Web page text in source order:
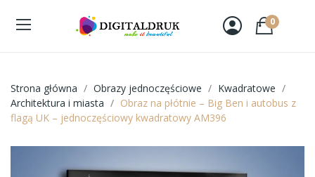
0
Strona główna Obrazy jednoczęściowe
Kwadratowe
Architektura i miasta
Obraz na płótnie – Big Ben i autobus z
flagą UK – jednoczęściowy kwadratowy AM396